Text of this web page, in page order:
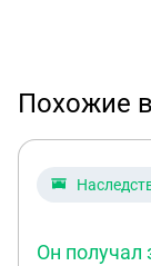
Похожие
Он получал